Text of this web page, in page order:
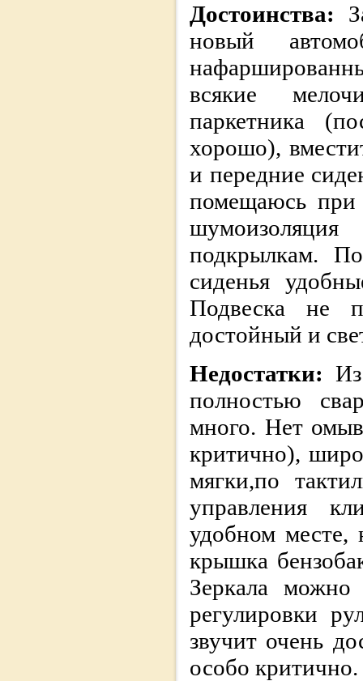
Достоинства:
новый
всякие
паркетника
хорошо),
и передние
помещаюсь при
подкрылкам.
сиденья
Подвеска не
достойный и
Недостатки:
полностью
много. Нет
критично),
мягки,по
управления
удобном месте,
крышка
Зеркала
регулировки
звучит очень
особо критично.